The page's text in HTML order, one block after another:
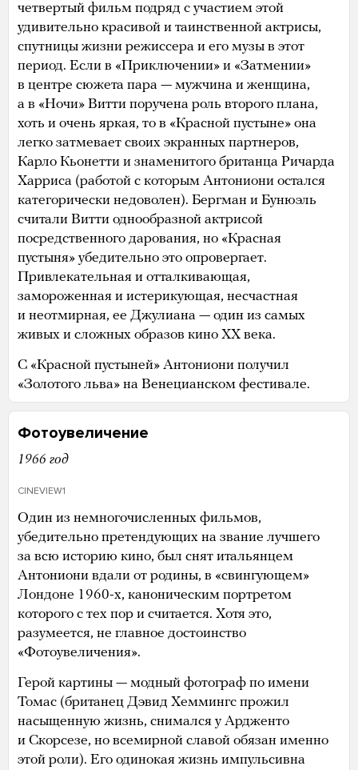
четвертый фильм подряд с участием этой
удивительно красивой и таинственной актрисы,
спутницы жизни режиссера и его музы в этот
период. Если в «Приключении» и «Затмении»
в центре сюжета пара — мужчина и женщина,
а в «Ночи» Витти поручена роль второго плана,
хоть и очень яркая, то в «Красной пустыне» она
легко затмевает своих экранных партнеров,
Карло Кьонетти и знаменитого британца Ричарда
Харриса (работой с которым Антониони остался
категорически недоволен). Бергман и Бунюэль
считали Витти однообразной актрисой
посредственного дарования, но «Красная
пустыня» убедительно это опровергает.
Привлекательная и отталкивающая,
замороженная и истерикующая, несчастная
и неотмирная, ее Джулиана — один из самых
живых и сложных образов кино ХХ века.
С «Красной пустыней» Антониони получил
«Золотого льва» на Венецианском фестивале.
Фотоувеличение
1966 год
CINEVIEW1
Один из немногочисленных фильмов,
убедительно претендующих на звание лучшего
за всю историю кино, был снят итальянцем
Антониони вдали от родины, в «свингующем»
Лондоне 1960-х, каноническим портретом
которого с тех пор и считается. Хотя это,
разумеется, не главное достоинство
«Фотоувеличения».
Герой картины — модный фотограф по имени
Томас (британец Дэвид Хеммингс прожил
насыщенную жизнь, снимался у Ардженто
и Скорсезе, но всемирной славой обязан именно
этой роли). Его одинокая жизнь импульсивна